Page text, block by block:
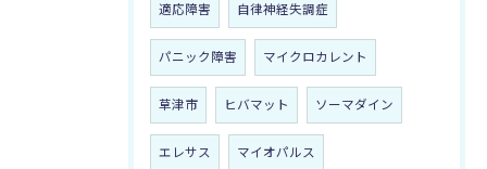
適応障害 自律神経失調症
パニック障害 マイクロカレント
草津市 ヒバマット ソーマダイン
エレサス マイオパルス